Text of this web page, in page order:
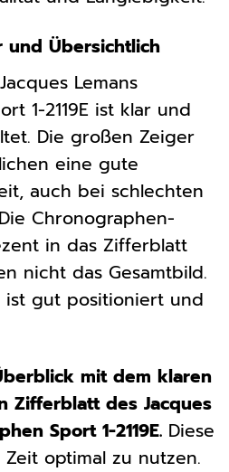
und Übersichtlich
Lemans
1-2119E ist klar und
Die großen Zeiger
eine gute
auch bei schlechten
Chronographen-
in das Zifferblatt
nicht das Gesamtbild.
ist gut positioniert und
mit dem klaren
Zifferblatt des Jacques
Sport 1-2119E. Diese
optimal zu nutzen.